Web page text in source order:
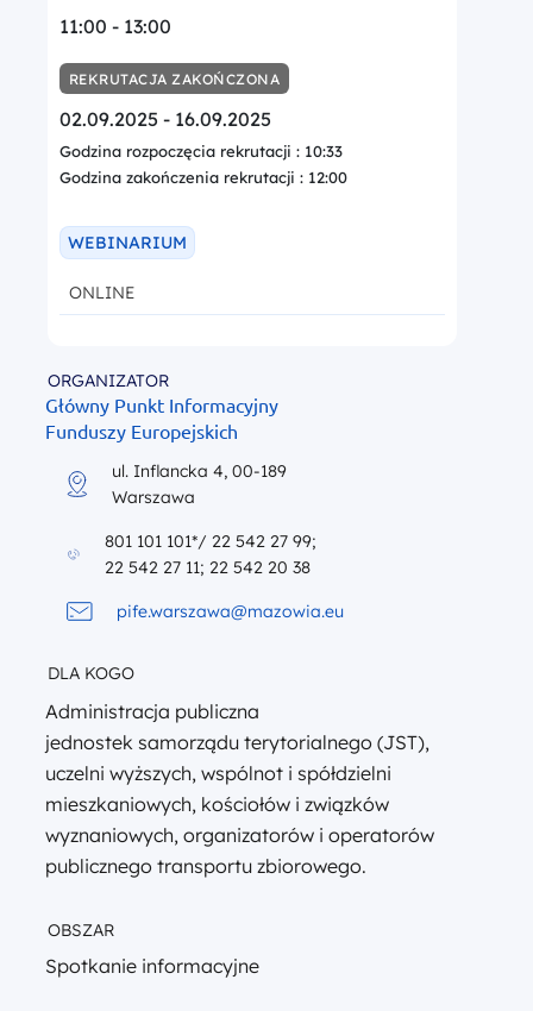
DLA KOGO
Administracja publiczna
jednostek samorządu terytorialnego (JST),
uczelni wyższych, wspólnot i spółdzielni
mieszkaniowych, kościołów i związków
wyznaniowych, organizatorów i operatorów
publicznego transportu zbiorowego.
OBSZAR
Spotkanie informacyjne
11:00 - 13:00
REKRUTACJA ZAKOŃCZONA
02.09.2025 - 16.09.2025
Godzina rozpoczęcia rekrutacji : 10:33
Godzina zakończenia rekrutacji : 12:00
WEBINARIUM
ONLINE
ORGANIZATOR
Główny Punkt Informacyjny
Funduszy Europejskich
ul. Inflancka 4, 00-189
Warszawa
801 101 101*/ 22 542 27 99;
22 542 27 11; 22 542 20 38
pife.warszawa@mazowia.eu